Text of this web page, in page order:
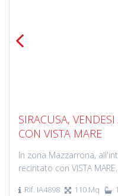
SIRACUSA,
CON VISTA MARE
In zona Mazzarrona,
recintato con VISTA
Rif. IA4898 110 Mq